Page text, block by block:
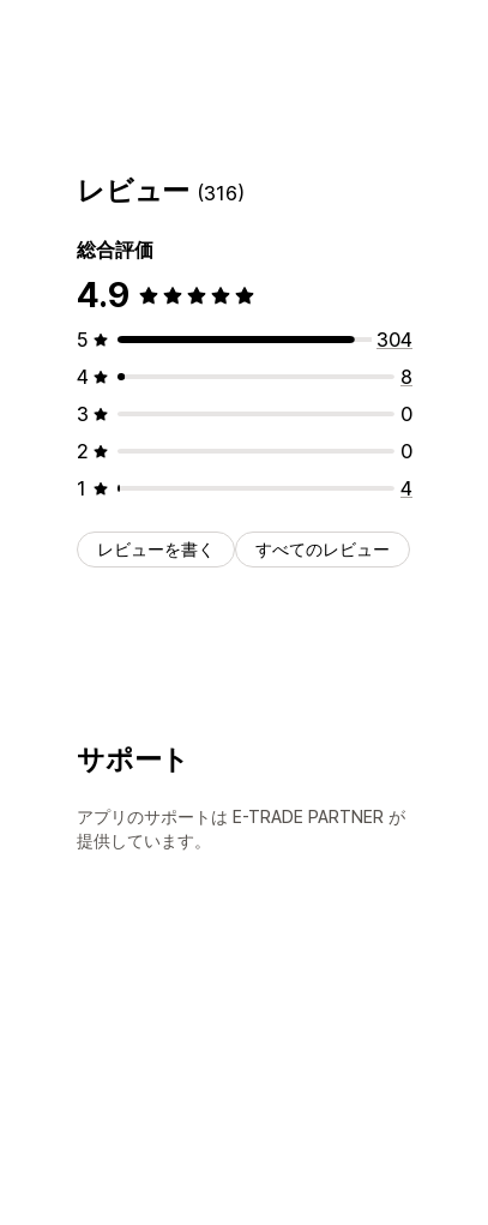
レビュー (316)
総合評価
4.9
5
304
4
8
3
0
2
0
1
4
レビューを書く すべてのレビュー
サポート
アプリのサポートは E-TRADE PARTNER が
提供しています。